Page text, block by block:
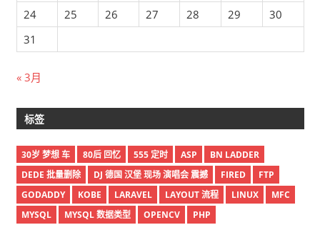
24
25 26 27 28 29
30
31
« 3月
标签
30岁 梦想 车 80后 回忆 555 定时 ASP
BN LADDER
DEDE 批量删除
DJ 德国 汉堡 现场 演唱会 震撼 FIRED
FTP
GODADDY
KOBE LARAVEL LAYOUT 流程 LINUX
MFC
MYSQL
MYSQL 数据类型 OPENCV
PHP